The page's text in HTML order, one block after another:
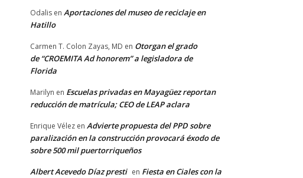
Odalis en Aportaciones del museo de reciclaje en
Hatillo
Carmen T. Colon Zayas, MD en Otorgan el grado
de “CROEMITA Ad honorem” a legisladora de
Florida
Marilyn en Escuelas privadas en Mayagüez reportan
reducción de matrícula; CEO de LEAP aclara
Enrique Vélez en Advierte propuesta del PPD sobre
paralización en la construcción provocará éxodo de
sobre 500 mil puertorriqueños
Albert Acevedo Díaz presti en Fiesta en Ciales con la